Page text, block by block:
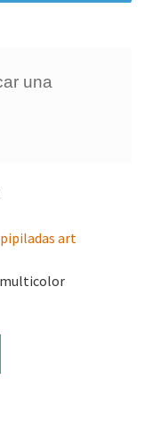
una
multicolor